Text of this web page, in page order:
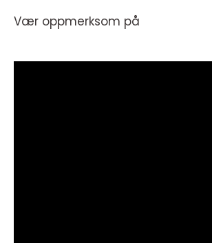
Vær oppmerksom på